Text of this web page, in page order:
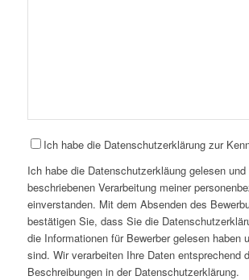
Ich habe die Datenschutzerklärung zur
Ich habe die Datenschutzerkläung gelesen
beschriebenen Verarbeitung meiner
einverstanden. Mit dem Absenden des
bestätigen Sie, dass Sie die
die Informationen für Bewerber gelesen haben
sind. Wir verarbeiten Ihre Daten entsprechend
Beschreibungen in der Datenschutzerklärung.